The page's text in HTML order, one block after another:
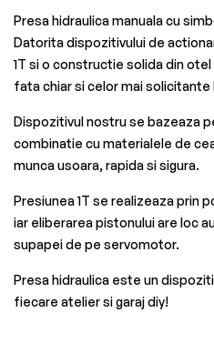
Presa hidraulica manuala cu
Datorita dispozitivului de
1T si o constructie solida din
fata chiar si celor mai solicitante
Dispozitivul nostru se bazeaza
combinatie cu materialele de
munca usoara, rapida si sigura.
Presiunea 1T se realizeaza prin
iar eliberarea pistonului are loc
supapei de pe servomotor.
Presa hidraulica este un
fiecare atelier si garaj diy!